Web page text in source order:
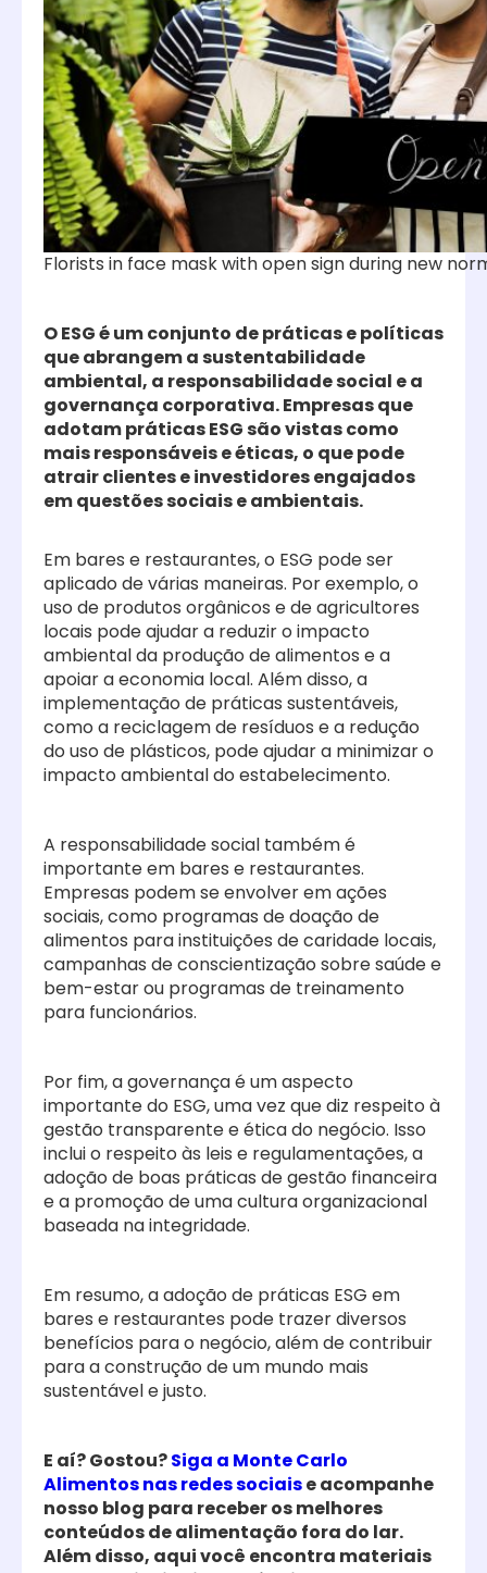
Florists in face mask with open sign during new
O ESG é um conjunto de práticas e políticas
que abrangem a sustentabilidade
ambiental, a responsabilidade social e a
governança corporativa. Empresas que
adotam práticas ESG são vistas como
mais responsáveis e éticas, o que pode
atrair clientes e investidores engajados
em questões sociais e ambientais.
Em bares e restaurantes, o ESG pode ser
aplicado de várias maneiras. Por exemplo, o
uso de produtos orgânicos e de agricultores
locais pode ajudar a reduzir o impacto
ambiental da produção de alimentos e a
apoiar a economia local. Além disso, a
implementação de práticas sustentáveis,
como a reciclagem de resíduos e a redução
do uso de plásticos, pode ajudar a minimizar o
impacto ambiental do estabelecimento.
A responsabilidade social também é
importante em bares e restaurantes.
Empresas podem se envolver em ações
sociais, como programas de doação de
alimentos para instituições de caridade locais,
campanhas de conscientização sobre saúde e
bem-estar ou programas de treinamento
para funcionários.
Por fim, a governança é um aspecto
importante do ESG, uma vez que diz respeito à
gestão transparente e ética do negócio. Isso
inclui o respeito às leis e regulamentações, a
adoção de boas práticas de gestão financeira
e a promoção de uma cultura organizacional
baseada na integridade.
Em resumo, a adoção de práticas ESG em
bares e restaurantes pode trazer diversos
benefícios para o negócio, além de contribuir
para a construção de um mundo mais
sustentável e justo.
E aí? Gostou?Siga a Monte Carlo
Alimentos nas redes sociaise acompanhe
nosso blog para receber os melhores
conteúdos de alimentação fora do lar.
Além disso, aqui você encontra materiais